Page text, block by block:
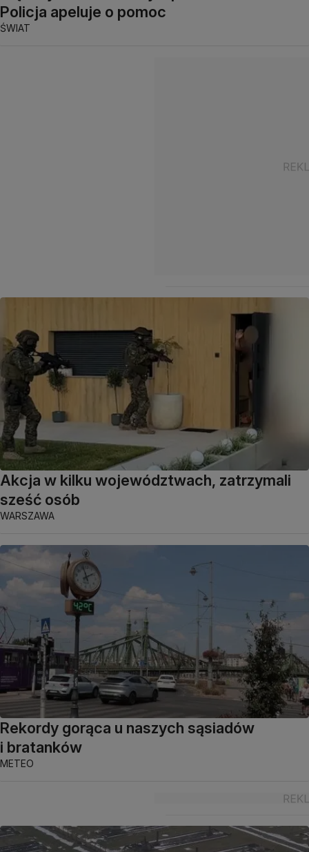
Policja apeluje o pomoc
ŚWIAT
Akcja w kilku województwach, zatrzymali
sześć osób
WARSZAWA
Rekordy gorąca u naszych sąsiadów
i bratanków
METEO